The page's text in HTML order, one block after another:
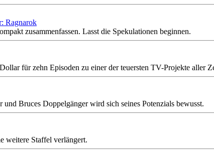
Ragnarok
zusammenfassen. Lasst die Spekulationen beginnen.
für zehn Episoden zu einer der teuersten TV-Projekte aller
Bruces Doppelgänger wird sich seines Potenzials bewusst.
weitere Staffel verlängert.